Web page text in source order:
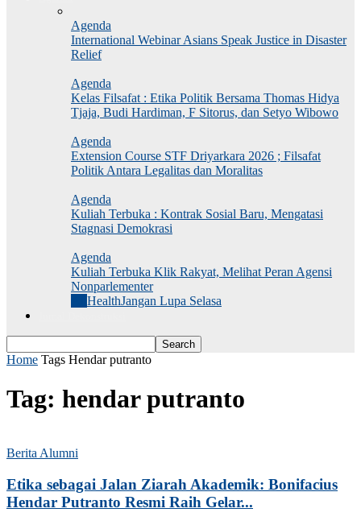
Agenda
International Webinar Asians Speak Justice in Disaster
Relief
Agenda
Kelas Filsafat : Etika Politik Bersama Thomas Hidya
Tjaja, Budi Hardiman, F Sitorus, dan Setyo Wibowo
Agenda
Extension Course STF Driyarkara 2026 ; Filsafat
Politik Antara Legalitas dan Moralitas
Agenda
Kuliah Terbuka : Kontrak Sosial Baru, Mengatasi
Stagnasi Demokrasi
Agenda
Kuliah Terbuka Klik Rakyat, Melihat Peran Agensi
Nonparlementer
HealthJangan Lupa Selasa
Home Tags Hendar putranto
Tag: hendar putranto
Berita Alumni
Etika sebagai Jalan Ziarah Akademik: Bonifacius
Hendar Putranto Resmi Raih Gelar...